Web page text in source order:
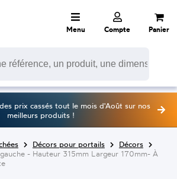
Menu Compte Panier
prix cassés tout le mois d'Août sur nos
meilleurs produits !
Décors pour portails
Décors
- Hauteur 315mm Largeur 170mm- À